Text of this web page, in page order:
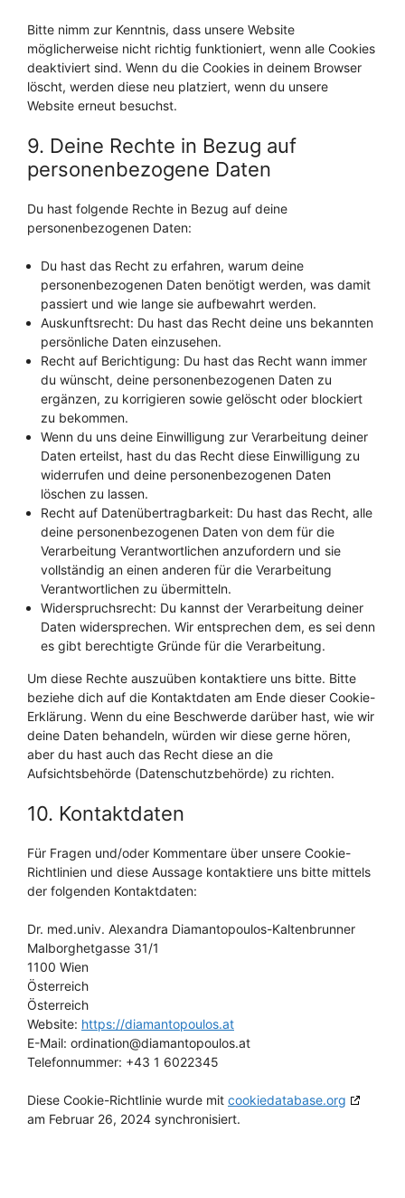
Bitte nimm zur Kenntnis, dass unsere Website
möglicherweise nicht richtig funktioniert, wenn alle Cookies
deaktiviert sind. Wenn du die Cookies in deinem Browser
löscht, werden diese neu platziert, wenn du unsere
Website erneut besuchst.
9. Deine Rechte in Bezug auf
personenbezogene Daten
Du hast folgende Rechte in Bezug auf deine
personenbezogenen Daten:
Du hast das Recht zu erfahren, warum deine
personenbezogenen Daten benötigt werden, was damit
passiert und wie lange sie aufbewahrt werden.
Auskunftsrecht: Du hast das Recht deine uns bekannten
persönliche Daten einzusehen.
Recht auf Berichtigung: Du hast das Recht wann immer
du wünscht, deine personenbezogenen Daten zu
ergänzen, zu korrigieren sowie gelöscht oder blockiert
zu bekommen.
Wenn du uns deine Einwilligung zur Verarbeitung deiner
Daten erteilst, hast du das Recht diese Einwilligung zu
widerrufen und deine personenbezogenen Daten
löschen zu lassen.
Recht auf Datenübertragbarkeit: Du hast das Recht, alle
deine personenbezogenen Daten von dem für die
Verarbeitung Verantwortlichen anzufordern und sie
vollständig an einen anderen für die Verarbeitung
Verantwortlichen zu übermitteln.
Widerspruchsrecht: Du kannst der Verarbeitung deiner
Daten widersprechen. Wir entsprechen dem, es sei denn
es gibt berechtigte Gründe für die Verarbeitung.
Um diese Rechte auszuüben kontaktiere uns bitte. Bitte
beziehe dich auf die Kontaktdaten am Ende dieser Cookie-
Erklärung. Wenn du eine Beschwerde darüber hast, wie wir
deine Daten behandeln, würden wir diese gerne hören,
aber du hast auch das Recht diese an die
Aufsichtsbehörde (Datenschutzbehörde) zu richten.
10. Kontaktdaten
Für Fragen und/oder Kommentare über unsere Cookie-
Richtlinien und diese Aussage kontaktiere uns bitte mittels
der folgenden Kontaktdaten:
Dr. med.univ. Alexandra Diamantopoulos-Kaltenbrunner
Malborghetgasse 31/1
1100 Wien
Österreich
Österreich
Website: https://diamantopoulos.at
E-Mail: ordination@diamantopoulos.at
Telefonnummer: +43 1 6022345
Diese Cookie-Richtlinie wurde mit cookiedatabase.org
am Februar 26, 2024 synchronisiert.